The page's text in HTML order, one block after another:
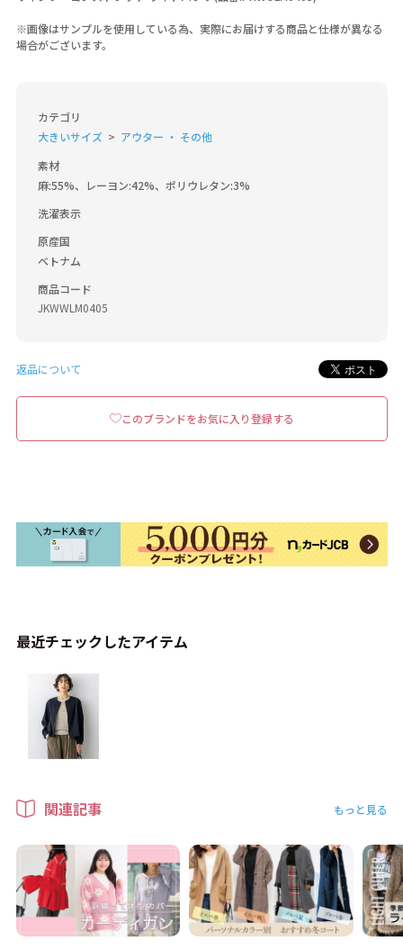
※画像はサンプルを使用している為、実際にお届けする商品と仕様が異なる
場合がございます。
カテゴリ
大きいサイズ
アウター ・ その他
素材
麻:55%、レーヨン:42%、ポリウレタン:3%
洗濯表示
原産国
ベトナム
商品コード
JKWWLM0405
返品について
このブランドをお気に入り登録する
最近チェックしたアイテム
関連記事 もっと見る